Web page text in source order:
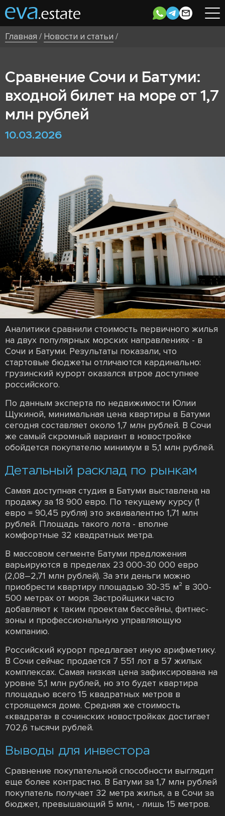
Главная / Новости и статьи /
Сравнение Сочи и Батуми:
входной билет на море от 1,7
млн рублей
10.03.2026
Аналитики сравнили стоимость первичного жилья
на двух популярных морских направлениях - в
Сочи и Батуми. Результаты показали, что
стартовые бюджеты отличаются кардинально:
грузинский курорт оказался втрое доступнее
российского.
По данным эксперта по недвижимости Юлии
Щукиной, минимальная цена квартиры в Батуми
сегодня составляет около 1,7 млн рублей. В Сочи
же самый скромный вариант в новостройке
обойдется покупателю минимум в 5,1 млн рублей.
Детальный расклад по рынкам
Самая доступная студия в Батуми выставлена на
продажу за 18 900 евро. По текущему курсу (1
евро = 90,45 рубля) это эквивалентно 1,71 млн
рублей. Площадь такого лота - вполне
комфортные 32 квадратных метра.
В массовом сегменте Батуми предложения
варьируются в пределах 23 000-30 000 евро
(2,08–2,71 млн рублей). За эти деньги можно
приобрести квартиру площадью 30-35 м² в 300-
500 метрах от моря. Застройщики часто
добавляют к таким проектам бассейны, фитнес-
зоны и профессиональную управляющую
компанию.
Российский курорт предлагает иную арифметику.
В Сочи сейчас продается 7 551 лот в 57 жилых
комплексах. Самая низкая цена зафиксирована на
уровне 5,1 млн рублей, но это будет квартира
площадью всего 15 квадратных метров в
строящемся доме. Средняя же стоимость
«квадрата» в сочинских новостройках достигает
702,6 тысячи рублей.
Выводы для инвестора
Сравнение покупательной способности выглядит
еще более контрастно. В Батуми за 1,7 млн рублей
покупатель получает 32 метра жилья, а в Сочи за
бюджет, превышающий 5 млн, - лишь 15 метров.